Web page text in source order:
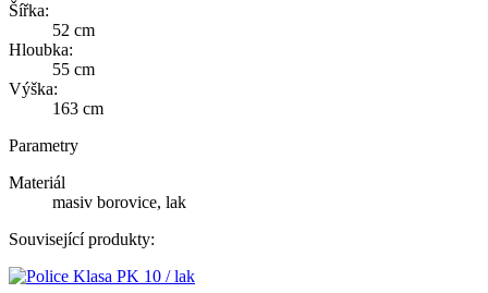
Šířka:
52 cm
Hloubka:
55 cm
Výška:
163 cm
Parametry
Materiál
masiv borovice, lak
Související produkty: